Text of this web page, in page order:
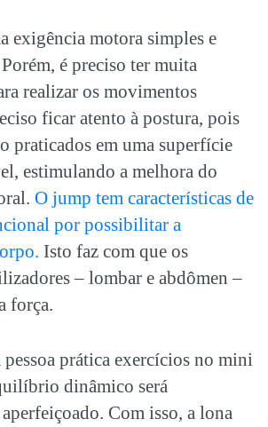
exigência motora simples e
é preciso ter muita
realizar os movimentos
ficar atento à postura, pois
praticados em uma superfície
estimulando a melhora do
O jump tem características de
por possibilitar a
Isto faz com que os
– lombar e abdômen –
força.
pessoa prática exercícios no mini
dinâmico será
Com isso, a lona